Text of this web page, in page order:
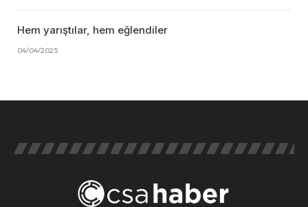
Hem yarıştılar, hem eğlendiler
04/04/2025